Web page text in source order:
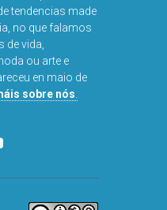
é o primeiro
tendencias made
ou arte e